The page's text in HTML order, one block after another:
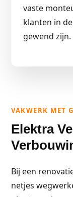
vaste
klanten in
gewend zijn.
VAKWERK MET
Elektra
Bij een
netjes